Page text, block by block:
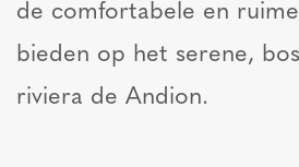
de comfortabele en
bieden op het serene,
riviera de Andion.